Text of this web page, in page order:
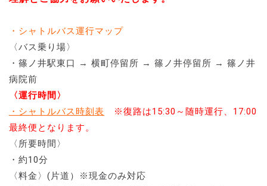
・シャトルバス運行マップ
〈バス乗り場〉
・篠ノ井駅東口 → 横町停留所 → 篠ノ井停留所 → 篠ノ井
病院前
〈運行時間〉
・シャトルバス時刻表 ※復路は15:30～随時運行、17:00
最終便となります。
〈所要時間〉
・約10分
〈料金〉(片道）※現金のみ対応